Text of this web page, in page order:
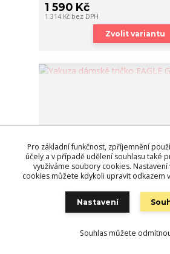
1 590 Kč
1 314 Kč bez DPH
Zvolit variantu
Pro základní funkčnost, zpříjemnění
účely a v případě udělení souhlasu také
využíváme soubory cookies.
cookies můžete kdykoli upravit odkazem
Nastavení
Souhlas můžete